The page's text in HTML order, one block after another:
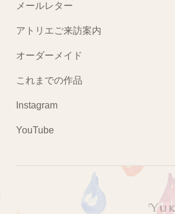
メールレター
アトリエご来訪案内
オーダーメイド
これまでの作品
Instagram
YouTube